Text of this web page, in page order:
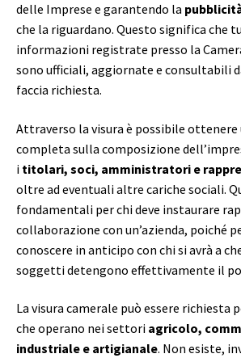
delle Imprese e garantendo la
che la riguardano. Questo significa che
informazioni registrate presso la
sono ufficiali, aggiornate e consultabili
faccia richiesta.
Attraverso la visura è possibile ottenere
completa sulla composizione
i titolari, soci, amministratori e
oltre ad eventuali altre cariche sociali.
fondamentali per chi deve instaurare
collaborazione con un’azienda, poiché
conoscere in anticipo con chi si avrà a
soggetti detengono effettivamente il
La visura camerale può essere richiesta
che operano nei settori agricolo,
industriale e artigianale. Non esiste,